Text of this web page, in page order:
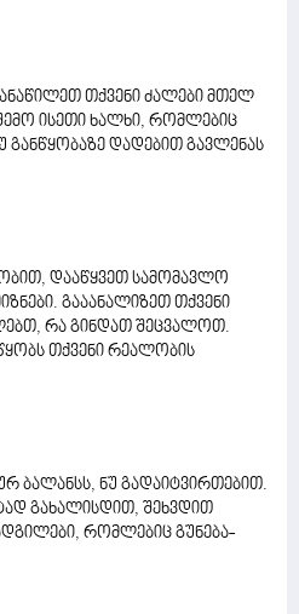
თქვენი ძალები მთელ
ისეთი ხალხი, რომლებიც
განწყობაზე დადებით გავლენას
დააწყვეთ სამომავლო
გააანალიზეთ თქვენი
რა გინდათ შეცვალოთ.
თქვენი რეალობის
ბალანსს, ნუ გადაიტვირთებით.
გახალისდით, შეხვდით
რომლებიც გუნება-